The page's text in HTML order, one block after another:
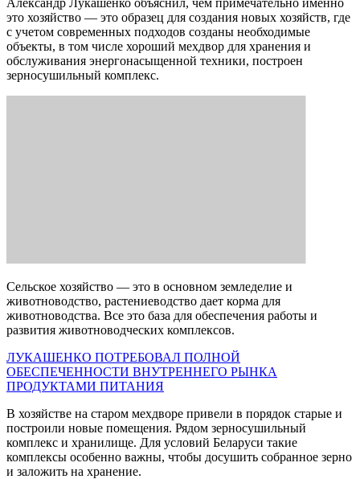
это хозяйство — это образец для создания новых хозяйств, где
с учетом современных подходов созданы необходимые
объекты, в том числе хороший мехдвор для хранения и
обслуживания энергонасыщенной техники, построен
зерносушильный комплекс.
Сельское хозяйство — это в основном земледелие и
животноводство, растениеводство дает корма для
животноводства. Все это база для обеспечения работы и
развития животноводческих комплексов.
ЛУКАШЕНКО ПОТРЕБОВАЛ ПОЛНОЙ
ОБЕСПЕЧЕННОСТИ ВНУТРЕННЕГО РЫНКА
ПРОДУКТАМИ ПИТАНИЯ
В хозяйстве на старом мехдворе привели в порядок старые и
построили новые помещения. Рядом зерносушильный
комплекс и хранилище. Для условий Беларуси такие
комплексы особенно важны, чтобы досушить собранное зерно
и заложить на хранение.